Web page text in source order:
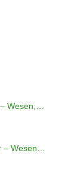
Wesen,…
– Wesen…